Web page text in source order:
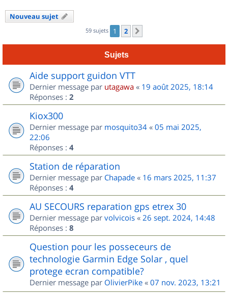
Nouveau sujet
59 sujets 1 2
Sujets
Aide support guidon VTT
Dernier message par utagawa « 19 août 2025, 18:14
Réponses : 2
Kiox300
Dernier message par mosquito34 « 05 mai 2025,
22:06
Réponses : 4
Station de réparation
Dernier message par Chapade « 16 mars 2025, 11:37
Réponses : 4
AU SECOURS reparation gps etrex 30
Dernier message par volvicois « 26 sept. 2024, 14:48
Réponses : 8
Question pour les posseceurs de
technologie Garmin Edge Solar , quel
protege ecran compatible?
Dernier message par OlivierPike « 07 nov. 2023, 13:21